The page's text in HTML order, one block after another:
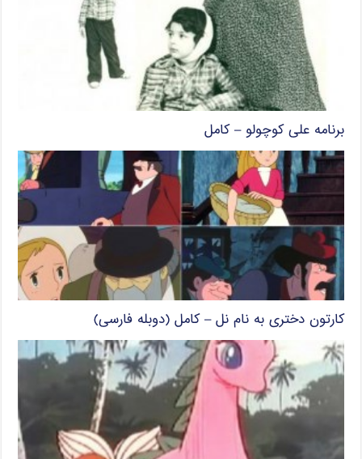
برنامه علی کوچولو – کامل
کارتون دختری به نام نل – کامل (دوبله فارسی)